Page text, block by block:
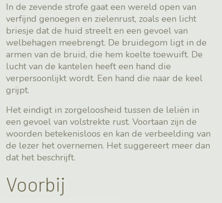
In de zevende strofe gaat een wereld open van
verfijnd genoegen en zielenrust, zoals een licht
briesje dat de huid streelt en een gevoel van
welbehagen meebrengt. De bruidegom ligt in de
armen van de bruid, die hem koelte toewuift. De
lucht van de kantelen heeft een hand die
verpersoonlijkt wordt. Een hand die naar de keel
grijpt.
Het eindigt in zorgeloosheid tussen de leliën in
een gevoel van volstrekte rust. Voortaan zijn de
woorden betekenisloos en kan de verbeelding van
de lezer het overnemen. Het suggereert meer dan
dat het beschrijft.
Voorbij